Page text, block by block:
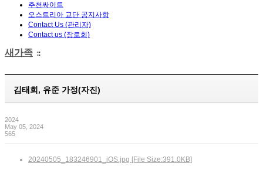
추천싸이트
오스트리아 교단 공지사항
Contact Us (관리자)
Contact us (장로회)
새가족 ::
김태희, 유준 가정(자진)
2024
May 05, 2024
565
20240505_183246901_iOS.jpg [File Size:391.0KB]